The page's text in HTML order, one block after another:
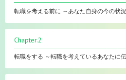
転職を考える前に ～あなた自身の今の状
Chapter.2
転職をする ～転職を考えているあなたに